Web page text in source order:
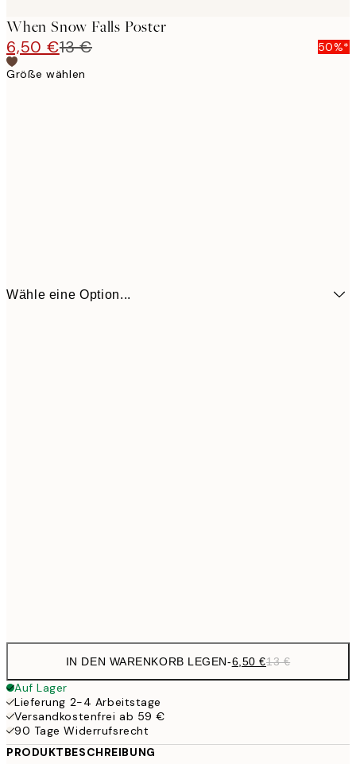
When Snow Falls Poster
6,50 €13 €
50%*
Größe wählen
Wähle eine Option...
IN DEN WARENKORB LEGEN-6,50 €13 €
Auf Lager
Lieferung 2-4 Arbeitstage
Versandkostenfrei ab 59 €
90 Tage Widerrufsrecht
PRODUKTBESCHREIBUNG